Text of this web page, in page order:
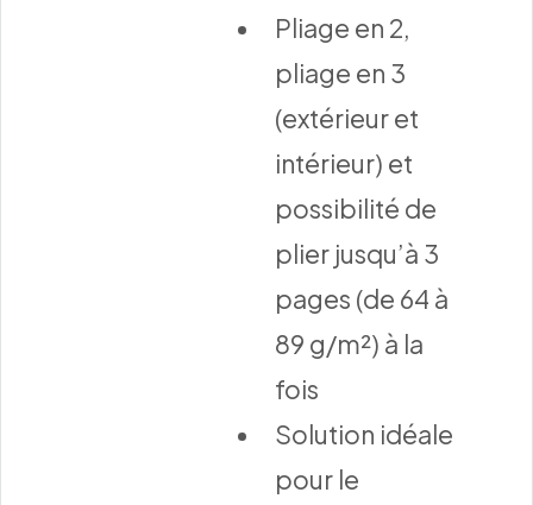
Pliage en 2,
pliage en 3
(extérieur et
intérieur) et
possibilité de
plier jusqu’à 3
pages (de 64 à
89 g/m²) à la
fois
Solution idéale
pour le